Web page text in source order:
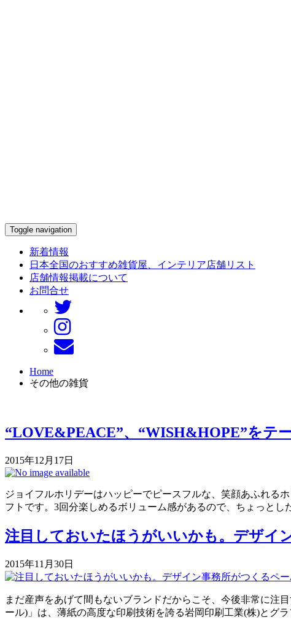
Toggle navigation
新着情報
日本全国のおすすめ雑貨屋、インテリア店舗リスト
店舗情報掲載について
お問合せ
Home
その他の雑貨
“LOVE&PEACE”、“WISH&HOPE”をテ
2015年12月17日
ジョイフルホリデーはハッピーでピースフルな、笑顔あふれる
フトです。3回分楽しめるボリューム感があるので、ちょっと
注目しておいたほうがいいかも。デザイ
2015年11月30日
まだ産声をあげて間もないブランドだからこそ、今後非常に
ール)」は、薄紙の高度な印刷技術を誇る岩岡印刷工業(株)とグ